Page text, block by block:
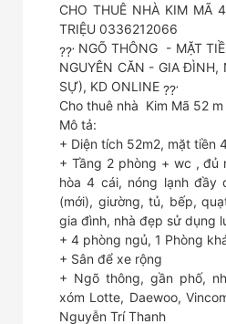
CHO THUÊ NHÀ KIM MÃ
TRIỆU 0336212066
NGÕ THÔNG - MẶT
NGUYÊN CĂN - GIA
SỰ), KD ONLINE
Cho thuê nhà Kim Mã 52
Mô tả:
+ Diện tích 52m2, mặt tiền
+ Tầng 2 phòng + wc , đủ
hòa 4 cái, nóng lạnh đầy
(mới), giường, tủ, bếp,
gia đình, nhà đẹp sử dụng
+ 4 phòng ngủ, 1 Phòng
+ Sân để xe rộng
+ Ngõ thông, gần phố,
xóm Lotte, Daewoo,
Nguyễn Trí Thanh